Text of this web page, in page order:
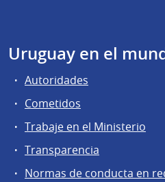
Uruguay en el
Autoridades
Cometidos
Trabaje en el Ministerio
Transparencia
Normas de conducta en